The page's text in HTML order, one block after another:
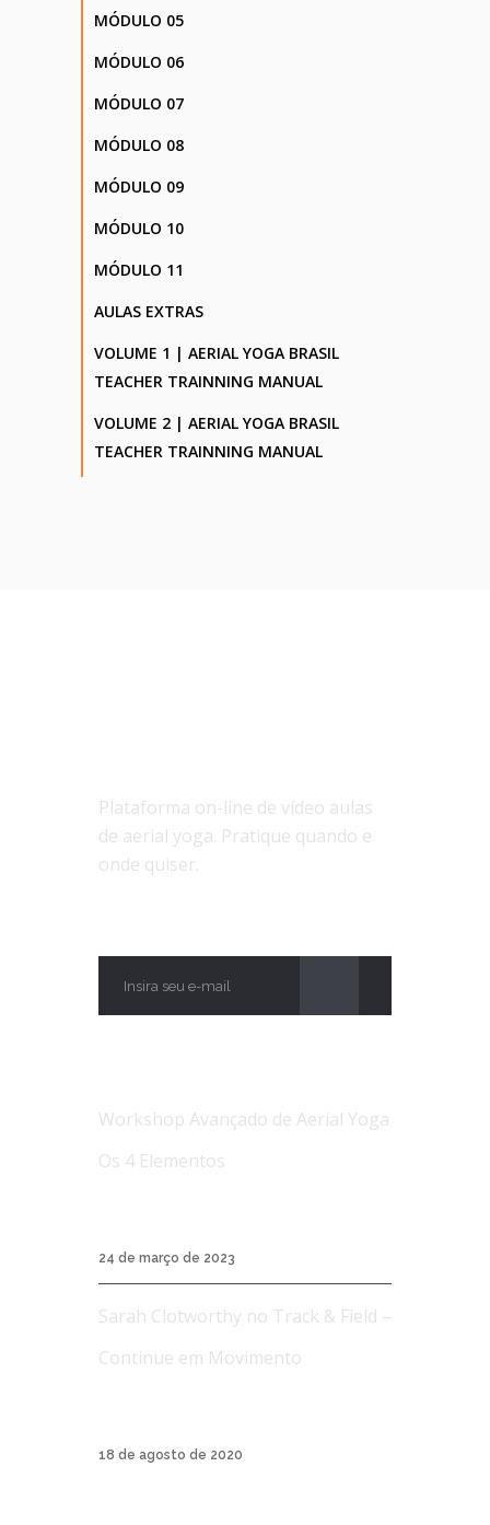
MÓDULO 05
MÓDULO 06
MÓDULO 07
MÓDULO 08
MÓDULO 09
MÓDULO 10
MÓDULO 11
AULAS EXTRAS
VOLUME 1 | AERIAL YOGA BRASIL
TEACHER TRAINNING MANUAL
VOLUME 2 | AERIAL YOGA BRASIL
TEACHER TRAINNING MANUAL
Plataforma on-line de vídeo aulas
de aerial yoga. Pratique quando e
onde quiser.
Workshop Avançado de Aerial Yoga
Os 4 Elementos
24 de março de 2023
Sarah Clotworthy no Track & Field –
Continue em Movimento
18 de agosto de 2020